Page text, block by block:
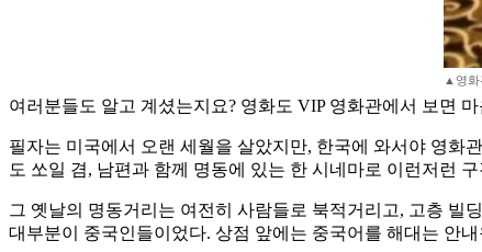
▲영화
여러분들도 알고 계셨는지요? 영화도 VIP 영화관에서 보면
필자는 미국에서 오랜 세월을 살았지만, 한국에 와서야 영화
도 쏘일 겸, 남편과 함께 명동에 있는 한 시네마로 이런저런
그 옛날의 명동거리는 여전히 사람들로 북적거리고, 고층 빌
대부분이 중국인들이었다. 상점 앞에는 중국어를 해대는 안